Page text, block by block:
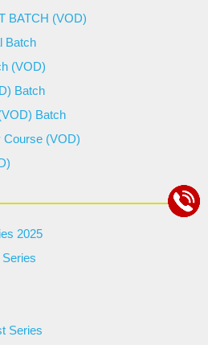
BATCH (VOD)
Batch
(VOD)
Batch
Batch
(VOD)
2025
Series